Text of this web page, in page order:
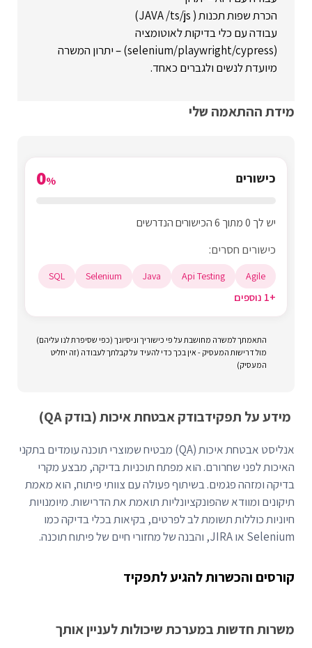
הכרת שפות תכנות ( JAVA /ts/js)
עבודה עם כלי בדיקות לאוטומציה
(selenium/playwright/cypress) – יתרון המשרה
מיועדת לנשים ולגברים כאחד.
מידת ההתאמה שלי
כישורים 0%
יש לך 0 מתוך 6 הכישורים הנדרשים
כישורים חסרים:
Agile
Api Testing
Java
Selenium
SQL
+1 נוספים
התאמתך למשרה מחושבת על פי כישוריך וניסיונך (כפי שסיפרת לנו עליהם)
מול דרישות המעסיק - אין בכך כדי להעיד על קבלתך לעבודה (זה יחליט
המעסיק)
מידע על תפקידבודק אבטחת איכות (בודק QA)
אנליסט אבטחת איכות (QA) מבטיח שמוצרי תוכנה עומדים בתקני
האיכות לפני שחרורם. הוא מפתח תוכניות בדיקה, מבצע מקרי
בדיקה ומזהה פגמים. בשיתוף פעולה עם צוותי פיתוח, הוא מאמת
תיקונים ומוודא שהפונקציונליות תואמת את הדרישות. מיומנויות
חיוניות כוללות תשומת לב לפרטים, בקיאות בכלי בדיקה כמו
Selenium או JIRA, והבנה של מחזורי חיים של פיתוח תוכנה.
קורסים והכשרות להגיע לתפקיד
משרות חדשות במערכת שיכולות לעניין אותך